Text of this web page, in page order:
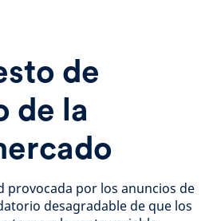
de
de la
provocada por los anuncios de
desagradable de que los